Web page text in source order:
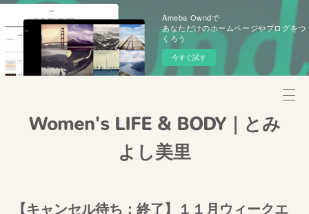
Ameba Owndで
あなただけのホームページやブログをつ
くろう
今すぐ試す
Women's LIFE & BODY｜とみ
よし美里
【キャンセル待ち：終了】１１月ウィークエ